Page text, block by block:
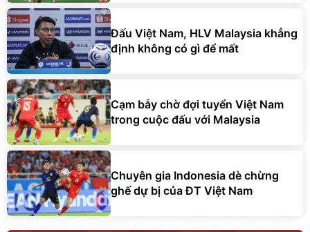
Đấu Việt Nam, HLV Malaysia khẳng
định không có gì để mất
Cạm bẫy chờ đợi tuyển Việt Nam
trong cuộc đấu với Malaysia
Chuyên gia Indonesia dè chừng
ghế dự bị của ĐT Việt Nam